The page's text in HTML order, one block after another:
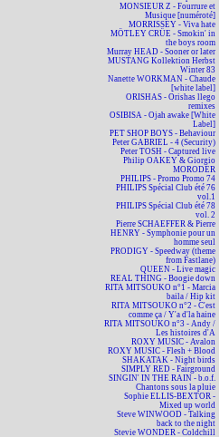
MONSIEUR Z - Fourrure et
Musique [numéroté]
MORRISSEY - Viva hate
MÖTLEY CRÜE - Smokin' in
the boys room
Murray HEAD - Sooner or later
MUSTANG Kollektion Herbst
Winter 83
Nanette WORKMAN - Chaude
[white label]
ORISHAS - Orishas llego
remixes
OSIBISA - Ojah awake [White
Label]
PET SHOP BOYS - Behaviour
Peter GABRIEL - 4 (Security)
Peter TOSH - Captured live
Philip OAKEY & Giorgio
MORODER
PHILIPS - Promo Promo 74
PHILIPS Spécial Club été 76
vol.1
PHILIPS Spécial Club été 78
vol. 2
Pierre SCHAEFFER & Pierre
HENRY - Symphonie pour un
homme seul
PRODIGY - Speedway (theme
from Fastlane)
QUEEN - Live magic
REAL THING - Boogie down
RITA MITSOUKO n°1 - Marcia
baila / Hip kit
RITA MITSOUKO n°2 - C'est
comme ça / Y'a d'la haine
RITA MITSOUKO n°3 - Andy /
Les histoires d'A
ROXY MUSIC - Avalon
ROXY MUSIC - Flesh + Blood
SHAKATAK - Night birds
SIMPLY RED - Fairground
SINGIN' IN THE RAIN - b.o.f.
Chantons sous la pluie
Sophie ELLIS-BEXTOR -
Mixed up world
Steve WINWOOD - Talking
back to the night
Stevie WONDER - Coldchill